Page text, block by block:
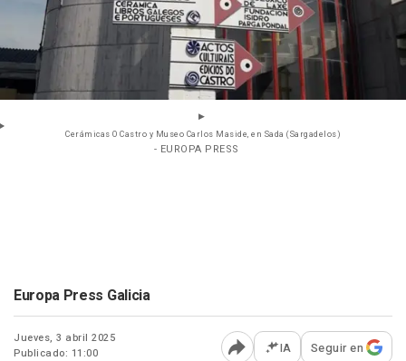
Cerámicas O Castro y Museo Carlos Maside, en Sada (Sargadelos)
- EUROPA PRESS
Europa Press Galicia
Jueves, 3 abril 2025
Publicado: 11:00
IA Seguir en